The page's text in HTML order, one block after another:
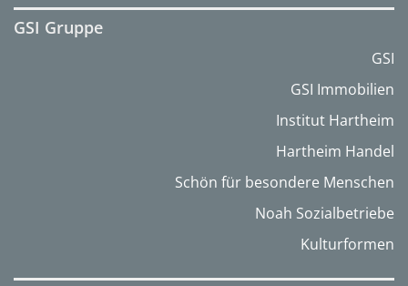
GSI Gruppe
GSI
GSI Immobilien
Institut Hartheim
Hartheim Handel
Schön für besondere Menschen
Noah Sozialbetriebe
Kulturformen